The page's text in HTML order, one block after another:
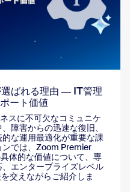
ばれる理由 ― IT管理
ート価値
スに不可欠なコミュニケ
障害からの迅速な復旧、
な運用最適化が重要な課
ンでは、Zoom Premier
体的な価値について、専
エンタープライズレベル
交えながらご紹介しま